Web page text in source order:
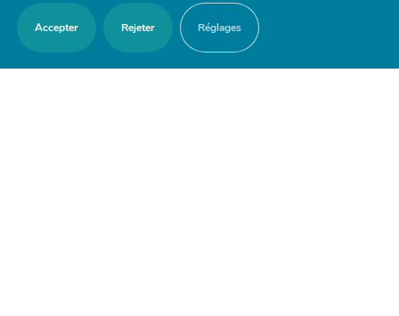
Accepter Rejeter Réglages